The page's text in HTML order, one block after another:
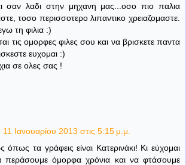
σαν λαδι στην μηχανη μας...οσο πιο παλια
τοσο περισσοτερο λιπαντικο χρειαζομαστε.
τη φιλια :)
τις ομορφες φιλες σου και να βρισκετε παντα
ευχομαι :)
σε ολες σας !
11 Ιανουαρίου 2013 στις 5:15 μ.μ.
όπως τα γράφεις είναι Κατερινάκι! Κι εύχομαι
περάσουμε όμορφα χρόνια και να φτάσουμε